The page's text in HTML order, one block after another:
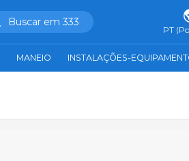
Buscar em 333
PT
MANEIO INSTALAÇÕES-